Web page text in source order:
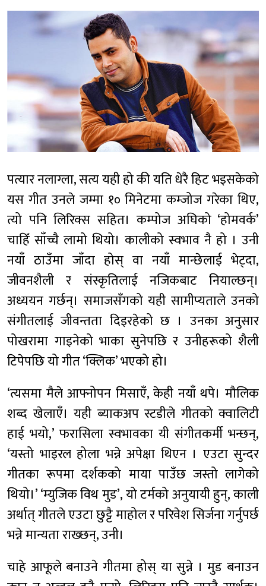
पत्यार नलाग्ला, सत्य यही हो की यति धेरै हिट भइसकेको
यस गीत उनले जम्मा १० मिनेटमा कम्जोज गरेका थिए,
त्यो पनि लिरिक्स सहित। कम्पोज अघिको ‘होमवर्क’
चाहिँ साँच्चै लामो थियो। कालीको स्वभाव नै हो । उनी
नयाँ ठाउँमा जाँदा होस् वा नयाँ मान्छेलाई भेट्दा,
जीवनशैली र संस्कृतिलाई नजिकबाट नियाल्छन्।
अध्ययन गर्छन्। समाजसँगको यही सामीप्यताले उनको
संगीतलाई जीवन्तता दिइरहेको छ । उनका अनुसार
पोखरामा गाइनेको भाका सुनेपछि र उनीहरूको शैली
टिपेपछि यो गीत ‘क्लिक’ भएको हो।
‘त्यसमा मैले आफ्नोपन मिसाएँ, केही नयाँ थपे। मौलिक
शब्द खेलाएँ। यही ब्याकअप स्टडीले गीतको क्वालिटी
हाई भयो,’ फरासिला स्वभावका यी संगीतकर्मी भन्छन्,
‘यस्तो भाइरल होला भन्ने अपेक्षा थिएन । एउटा सुन्दर
गीतका रूपमा दर्शकको माया पाउँछ जस्तो लागेको
थियो।’ ‘म्युजिक विथ मुड’, यो टर्मको अनुयायी हुन्, काली
अर्थात् गीतले एउटा छुट्टै माहोल र परिवेश सिर्जना गर्नुपर्छ
भन्ने मान्यता राख्छन्, उनी।
चाहे आफूले बनाउने गीतमा होस् या सुन्ने । मुड बनाउन